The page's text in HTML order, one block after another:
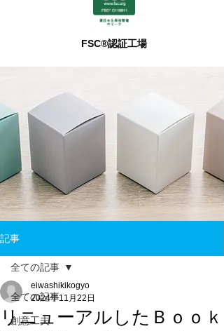
FSC®認証工場
記事
全ての記事
創意工夫
全ての記事
リニューアルしたＢｏｏｋ
eiwashikikogyo
2024年11月22日